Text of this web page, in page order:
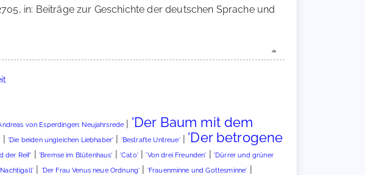
in: Beiträge zur Geschichte der deutschen Sprache und
von Esperdingen: Neujahrsrede | 'Der Baum mit dem
| 'Die beiden ungleichen Liebhaber' | 'Bestrafte Untreue'| 'Der betrogene
der Reif' | 'Bremse im Blütenhaus' | 'Cato'|'Von drei Freunden' | 'Dürrer und grüner
| 'Der Frau Venus neue Ordnung' | 'Frauenminne und Gottesminne' |